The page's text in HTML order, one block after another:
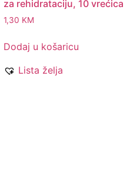
za rehidrataciju, 10 vrećica
1,30 KM
Dodaj u košaricu
Lista želja